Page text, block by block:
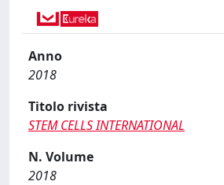
Anno
2018
Titolo rivista
STEM CELLS INTERNATIONAL
N. Volume
2018